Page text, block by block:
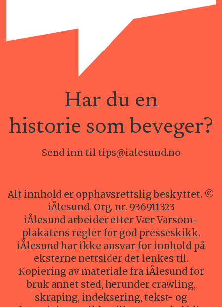
Har du en
historie som beveger?
Send inn til tips@ialesund.no
Alt innhold er opphavsrettslig beskyttet. ©
iÅlesund. Org. nr. 936911323
iÅlesund arbeider etter Vær Varsom-
plakatens regler for god presseskikk.
iÅlesund har ikke ansvar for innhold på
eksterne nettsider det lenkes til.
Kopiering av materiale fra iÅlesund for
bruk annet sted, herunder crawling,
skraping, indeksering, tekst- og